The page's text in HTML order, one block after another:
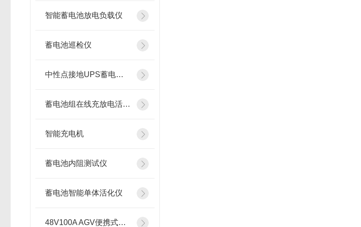
智能蓄电池放电负载仪
蓄电池巡检仪
中性点接地UPS蓄电池在线测试仪
蓄电池组在线充放电活化设备
智能充电机
蓄电池内阻测试仪
蓄电池智能单体活化仪
48V100A AGV便携式智能充电机